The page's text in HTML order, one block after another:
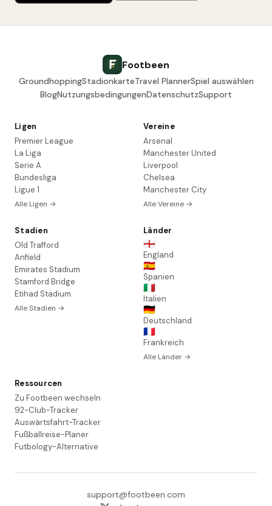
Footbeen
GroundhoppingStadionkarteTravel PlannerSpiel auswählen
BlogNutzungsbedingungenDatenschutzSupport
Ligen
Premier League
La Liga
Serie A
Bundesliga
Ligue 1
Alle Ligen →
Vereine
Arsenal
Manchester United
Liverpool
Chelsea
Manchester City
Alle Vereine →
Stadien
Old Trafford
Anfield
Emirates Stadium
Stamford Bridge
Etihad Stadium
Alle Stadien →
Länder
🏴󠁧󠁢󠁥󠁮󠁧󠁿
England
🇪🇸
Spanien
🇮🇹
Italien
🇩🇪
Deutschland
🇫🇷
Frankreich
Alle Länder →
Ressourcen
Zu Footbeen wechseln
92-Club-Tracker
Auswärtsfahrt-Tracker
Fußballreise-Planer
Futbology-Alternative
support@footbeen.com